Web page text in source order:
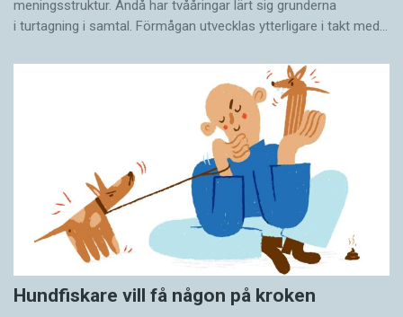
meningsstruktur. Ändå har tvååringar lärt sig grunderna
i turtagning i samtal. Förmågan utvecklas ytterligare i takt med…
Hundfiskare vill få någon på kroken